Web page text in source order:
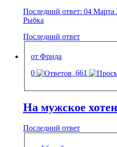
Последний ответ: 04 Марта
Рыбка
Последний ответ
от Фрида
0
661
На мужское
Последний ответ